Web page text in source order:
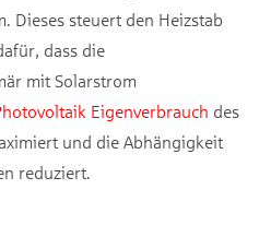
Dieses steuert den Heizstab
dass die
mit Solarstrom
Eigenverbrauch des
und die Abhängigkeit
reduziert.